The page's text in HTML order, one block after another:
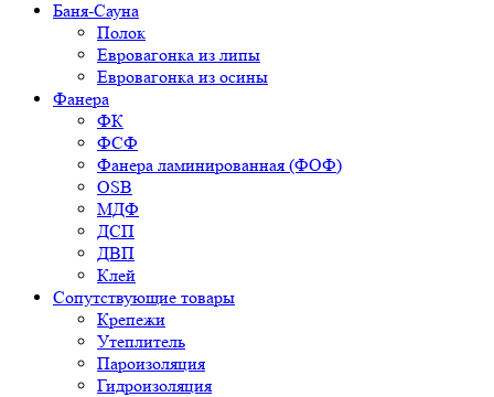
Баня-Сауна
Полок
Евровагонка из липы
Евровагонка из осины
Фанера
ФК
ФСФ
Фанера ламинированная (ФОФ)
OSB
МДФ
ДСП
ДВП
Клей
Сопутствующие товары
Крепежи
Утеплитель
Пароизоляция
Гидроизоляция